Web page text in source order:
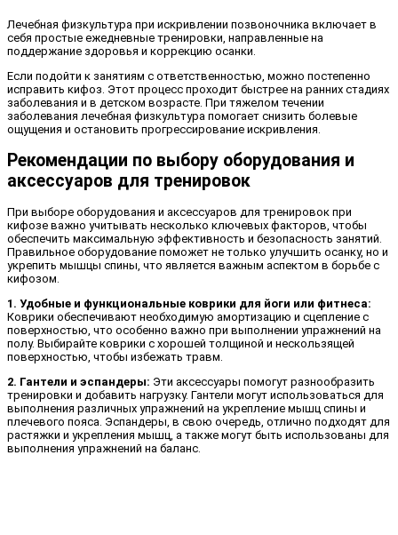
Лечебная физкультура при искривлении позвоночника включает в
себя простые ежедневные тренировки, направленные на
поддержание здоровья и коррекцию осанки.
Если подойти к занятиям с ответственностью, можно постепенно
исправить кифоз. Этот процесс проходит быстрее на ранних стадиях
заболевания и в детском возрасте. При тяжелом течении
заболевания лечебная физкультура помогает снизить болевые
ощущения и остановить прогрессирование искривления.
Рекомендации по выбору оборудования и
аксессуаров для тренировок
При выборе оборудования и аксессуаров для тренировок при
кифозе важно учитывать несколько ключевых факторов, чтобы
обеспечить максимальную эффективность и безопасность занятий.
Правильное оборудование поможет не только улучшить осанку, но и
укрепить мышцы спины, что является важным аспектом в борьбе с
кифозом.
1. Удобные и функциональные коврики для йоги или фитнеса:
Коврики обеспечивают необходимую амортизацию и сцепление с
поверхностью, что особенно важно при выполнении упражнений на
полу. Выбирайте коврики с хорошей толщиной и нескользящей
поверхностью, чтобы избежать травм.
2. Гантели и эспандеры: Эти аксессуары помогут разнообразить
тренировки и добавить нагрузку. Гантели могут использоваться для
выполнения различных упражнений на укрепление мышц спины и
плечевого пояса. Эспандеры, в свою очередь, отлично подходят для
растяжки и укрепления мышц, а также могут быть использованы для
выполнения упражнений на баланс.